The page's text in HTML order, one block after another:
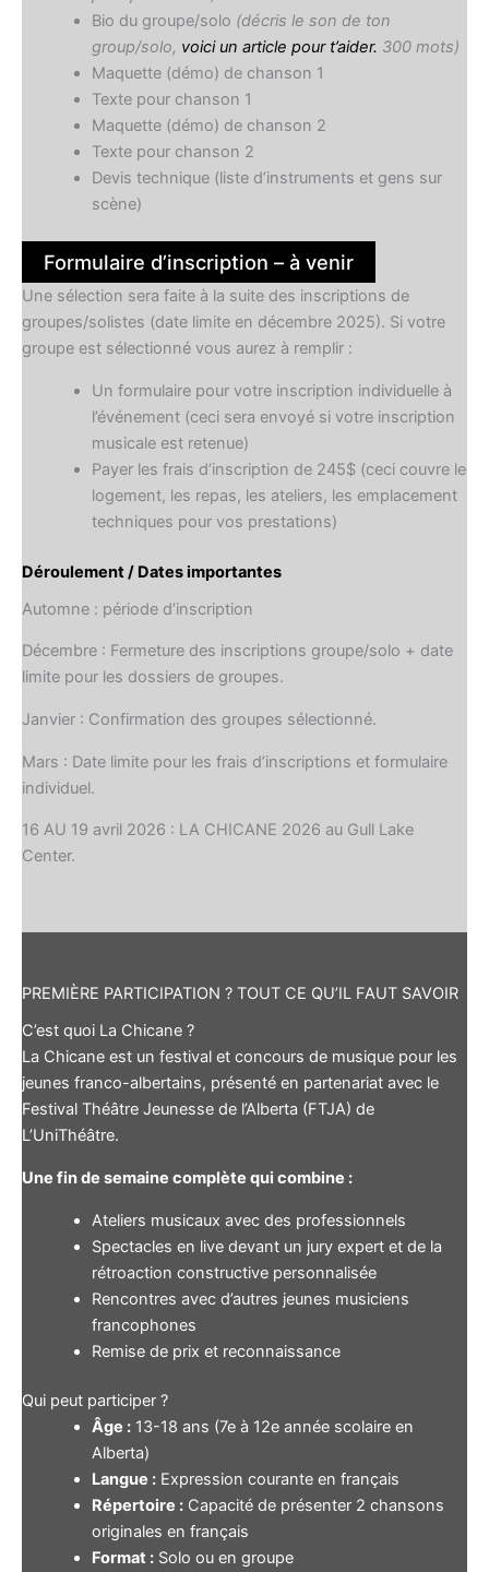
Bio du groupe/solo (décris le son de ton
group/solo, voici un article pour t’aider. 300 mots)
Maquette (démo) de chanson 1
Texte pour chanson 1
Maquette (démo) de chanson 2
Texte pour chanson 2
Devis technique (liste d’instruments et gens sur
scène)
Formulaire d’inscription – à venir
Une sélection sera faite à la suite des inscriptions de
groupes/solistes (date limite en décembre 2025). Si votre
groupe est sélectionné vous aurez à remplir :
Un formulaire pour votre inscription individuelle à
l’événement (ceci sera envoyé si votre inscription
musicale est retenue)
Payer les frais d’inscription de 245$ (ceci couvre le
logement, les repas, les ateliers, les emplacement
techniques pour vos prestations)
Déroulement / Dates importantes
Automne : période d’inscription
Décembre : Fermeture des inscriptions groupe/solo + date
limite pour les dossiers de groupes.
Janvier : Confirmation des groupes sélectionné.
Mars : Date limite pour les frais d’inscriptions et formulaire
individuel.
16 AU 19 avril 2026 : LA CHICANE 2026 au Gull Lake
Center.
PREMIÈRE PARTICIPATION ? TOUT CE QU’IL FAUT SAVOIR
C’est quoi La Chicane ?
La Chicane est un festival et concours de musique pour les
jeunes franco-albertains, présenté en partenariat avec le
Festival Théâtre Jeunesse de l’Alberta (FTJA) de
L’UniThéâtre.
Une fin de semaine complète qui combine :
Ateliers musicaux avec des professionnels
Spectacles en live devant un jury expert et de la
rétroaction constructive personnalisée
Rencontres avec d’autres jeunes musiciens
francophones
Remise de prix et reconnaissance
Qui peut participer ?
Âge :13-18 ans (7e à 12e année scolaire en
Alberta)
Langue :Expression courante en français
Répertoire :Capacité de présenter 2 chansons
originales en français
Format :Solo ou en groupe